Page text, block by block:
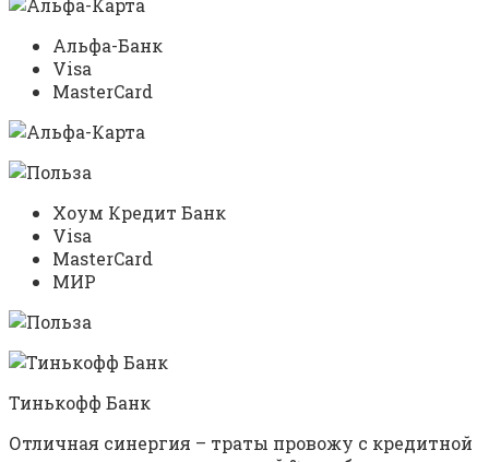
Альфа-Банк
Visa
MasterCard
Хоум Кредит Банк
Visa
MasterCard
МИР
Тинькофф Банк
Отличная синергия – траты провожу с кредитной